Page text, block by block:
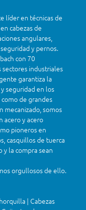
líder en técnicas de
cabezas de
angulares,
y pernos.
con 70
sectores industriales
garantiza la
seguridad en los
de grandes
mecanizado, somos
acero y acero
pioneros en
casquillos de tuerca
y la compra sean
orgullosos de ello.
| Cabezas